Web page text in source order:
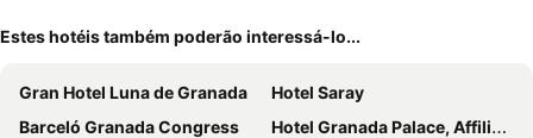
Estes hotéis também poderão interessá-lo...
Gran Hotel Luna de Granada
Hotel Saray
Barceló Granada Congress
Hotel Granada Palace, Affiliated by Meliá